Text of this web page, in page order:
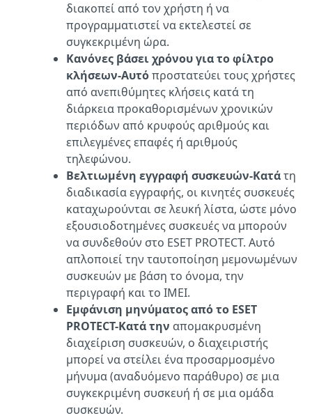
διακοπεί από τον χρήστη ή να
προγραμματιστεί να εκτελεστεί σε
συγκεκριμένη ώρα.
Κανόνες βάσει χρόνου για το φίλτρο
κλήσεων-Αυτόπροστατεύει τους χρήστες
από ανεπιθύμητες κλήσεις κατά τη
διάρκεια προκαθορισμένων χρονικών
περιόδων από κρυφούς αριθμούς και
επιλεγμένες επαφές ή αριθμούς
τηλεφώνου.
Βελτιωμένη εγγραφή συσκευών-Κατάτη
διαδικασία εγγραφής, οι κινητές συσκευές
καταχωρούνται σε λευκή λίστα, ώστε μόνο
εξουσιοδοτημένες συσκευές να μπορούν
να συνδεθούν στο ESET PROTECT. Αυτό
απλοποιεί την ταυτοποίηση μεμονωμένων
συσκευών με βάση το όνομα, την
περιγραφή και το IMEI.
Εμφάνιση μηνύματος από το ESET
PROTECT-Κατά την απομακρυσμένη
διαχείριση συσκευών, ο διαχειριστής
μπορεί να στείλει ένα προσαρμοσμένο
μήνυμα (αναδυόμενο παράθυρο) σε μια
συγκεκριμένη συσκευή ή σε μια ομάδα
συσκευών.